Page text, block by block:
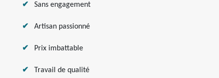
Sans engagement
Artisan passionné
Prix imbattable
Travail de qualité